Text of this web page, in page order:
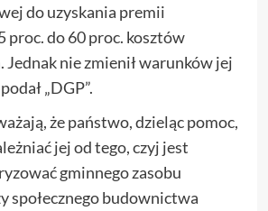
do uzyskania premii
proc. do 60 proc. kosztów
Jednak nie zmienił warunków jej
„DGP”.
że państwo, dzieląc pomoc,
jej od tego, czyj jest
gminnego zasobu
społecznego budownictwa